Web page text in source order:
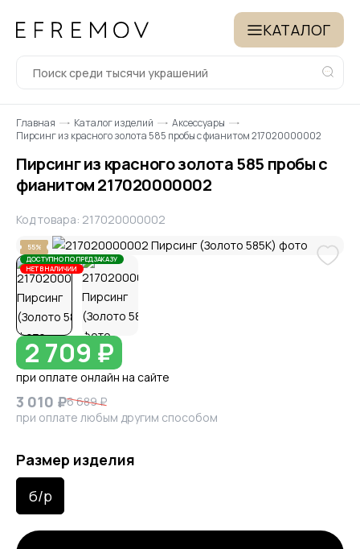
КАТАЛОГ
Главная Каталог изделий
Аксессуары
Пирсинг из красного золота 585 пробы с фианитом 217020000002
Пирсинг из красного золота 585 пробы с
фианитом 217020000002
Код товара: 217020000002
55%
ДОСТУПНО ПО ПРЕДЗАКАЗУ
НЕТ В НАЛИЧИИ
2 709 ₽
при оплате онлайн на сайте
3 010 ₽6 689 ₽
при оплате любым другим способом
Размер изделия
б/р